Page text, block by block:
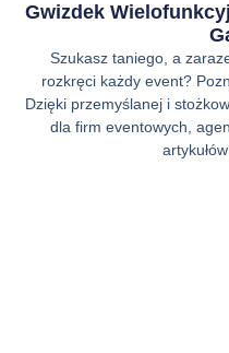
Gwizdek
Szukasz taniego, a
rozkręci każdy event?
Dzięki przemyślanej i
dla firm eventowych,